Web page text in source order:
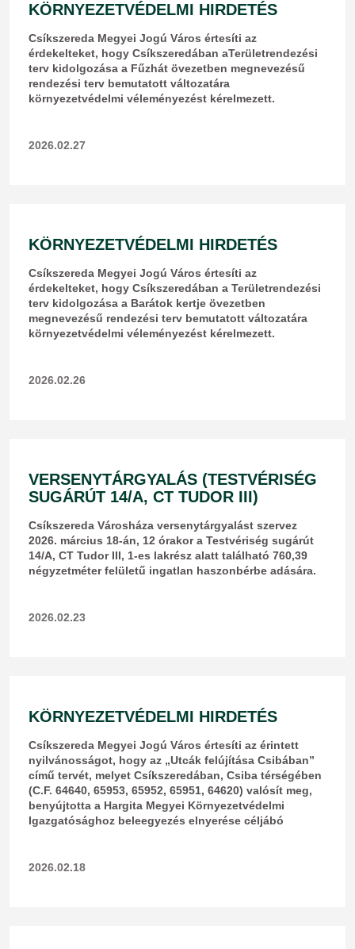
KÖRNYEZETVÉDELMI HIRDETÉS
Csíkszereda Megyei Jogú Város értesíti az
érdekelteket, hogy Csíkszeredában aTerületrendezési
terv kidolgozása a Fűzhát övezetben megnevezésű
rendezési terv bemutatott változatára
környezetvédelmi véleményezést kérelmezett.
2026.02.27
KÖRNYEZETVÉDELMI HIRDETÉS
Csíkszereda Megyei Jogú Város értesíti az
érdekelteket, hogy Csíkszeredában a Területrendezési
terv kidolgozása a Barátok kertje övezetben
megnevezésű rendezési terv bemutatott változatára
környezetvédelmi véleményezést kérelmezett.
2026.02.26
VERSENYTÁRGYALÁS (TESTVÉRISÉG
SUGÁRÚT 14/A, CT TUDOR III)
Csíkszereda Városháza versenytárgyalást szervez
2026. március 18-án, 12 órakor a Testvériség sugárút
14/A, CT Tudor III, 1-es lakrész alatt található 760,39
négyzetméter felületű ingatlan haszonbérbe adására.
2026.02.23
KÖRNYEZETVÉDELMI HIRDETÉS
Csíkszereda Megyei Jogú Város értesíti az érintett
nyilvánosságot, hogy az „Utcák felújítása Csibában”
című tervét, melyet Csíkszeredában, Csiba térségében
(C.F. 64640, 65953, 65952, 65951, 64620) valósít meg,
benyújtotta a Hargita Megyei Környezetvédelmi
Igazgatósághoz beleegyezés elnyerése céljábó
2026.02.18